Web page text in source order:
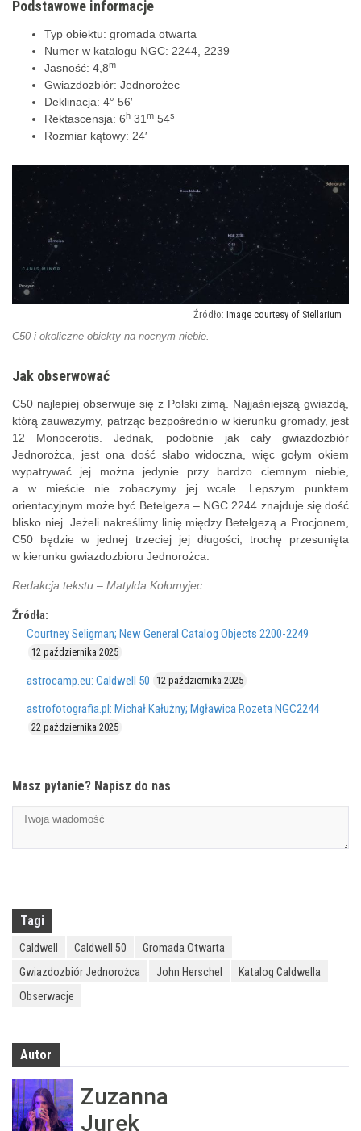
Podstawowe informacje
Typ obiektu: gromada otwarta
Numer w katalogu NGC: 2244, 2239
Jasność: 4,8m
Gwiazdozbiór: Jednorożec
Deklinacja: 4° 56′
Rektascensja: 6h 31m 54s
Rozmiar kątowy: 24′
Image courtesy of Stellarium
C50 i okoliczne obiekty na nocnym niebie.
Jak obserwować
C50 najlepiej obserwuje się z Polski zimą. Najjaśniejszą gwiazdą,
którą zauważymy, patrząc bezpośrednio w kierunku gromady, jest
12 Monocerotis. Jednak, podobnie jak cały gwiazdozbiór
Jednorożca, jest ona dość słabo widoczna, więc gołym okiem
wypatrywać jej można jedynie przy bardzo ciemnym niebie,
a w mieście nie zobaczymy jej wcale. Lepszym punktem
orientacyjnym może być Betelgeza – NGC 2244 znajduje się dość
blisko niej. Jeżeli nakreślimy linię między Betelgezą a Procjonem,
C50 będzie w jednej trzeciej jej długości, trochę przesunięta
w kierunku gwiazdozbioru Jednorożca.
Redakcja tekstu – Matylda Kołomyjec
Źródła:
Courtney Seligman; New General Catalog Objects 2200-2249
12 października 2025
astrocamp.eu: Caldwell 50 12 października 2025
astrofotografia.pl: Michał Kałużny; Mgławica Rozeta NGC2244
22 października 2025
Masz pytanie? Napisz do nas
Tagi
Caldwell Caldwell 50
Gromada Otwarta
Gwiazdozbiór Jednorożca
John Herschel
Katalog Caldwella
Obserwacje
Autor
Zuzanna
Jurek